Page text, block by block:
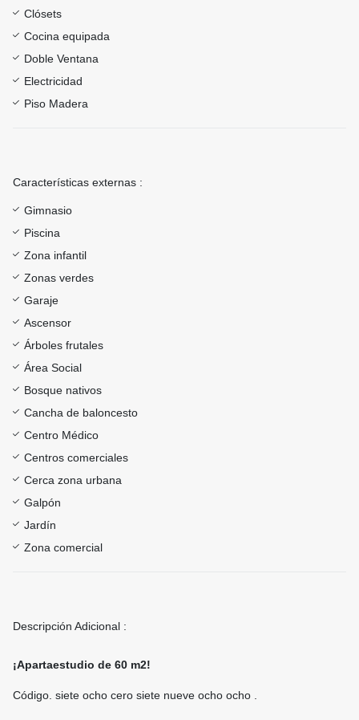
Clósets
Cocina equipada
Doble Ventana
Electricidad
Piso Madera
Características externas :
Gimnasio
Piscina
Zona infantil
Zonas verdes
Garaje
Ascensor
Árboles frutales
Área Social
Bosque nativos
Cancha de baloncesto
Centro Médico
Centros comerciales
Cerca zona urbana
Galpón
Jardín
Zona comercial
Descripción Adicional :
¡Apartaestudio de 60 m2!
Código. siete ocho cero siete nueve ocho ocho .